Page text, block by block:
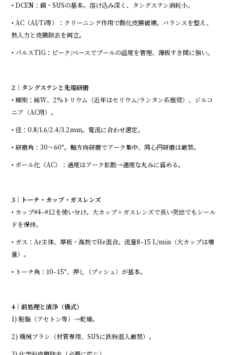
• DCEN：鋼・SUSの基本。溶け込み深く、タングステン消耗小。
• AC（Al/Ti等）：クリーニング作用で酸化皮膜破壊。バランスを整え、
熱入力と皮膜除去を両立。
• パルスTIG：ピーク/ベースでプールの温度を管理、薄板すき間に強い。
2｜タングステンと先端研磨
• 種別：純W、2%トリウム（近年はセリウム/ランタン系推奨）、ジルコ
ニア（AC用）。
• 径：0.8/1.6/2.4/3.2mm。電流に合わせ選定。
• 研磨角：30〜60°。軸方向研磨でアーク集中、同心円研磨は厳禁。
• ボール化（AC）：過度はアーク拡散→適度な丸みに留める。
3｜トーチ・カップ・ガスレンズ
• カップ#4–#12を使い分け。大カップ＋ガスレンズで長い突出でもシール
ドを保持。
• ガス：Ar主体、厚板・高熱でHe混合。流量8–15 L/min（大カップは増
量）。
• トーチ角：10–15°、押し（プッシュ）が基本。
4｜前処理と清浄（儀式）
1) 脱脂（アセトン等）→乾燥。
2) 機械ブラシ（材質専用、SUSに鉄粉混入厳禁）。